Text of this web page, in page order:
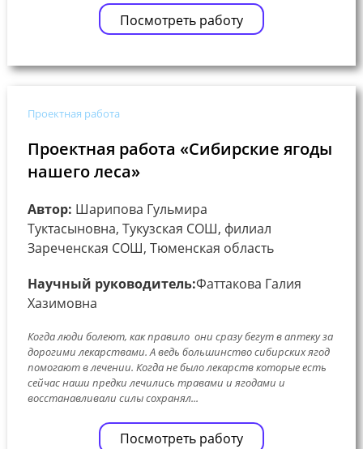
Посмотреть работу
Проектная работа
Проектная работа «Сибирские ягоды
нашего леса»
Автор: Шарипова Гульмира
Туктасыновна, Тукузская СОШ, филиал
Зареченская СОШ, Тюменская область
Научный руководитель:Фаттакова Галия
Хазимовна
Когда люди болеют, как правило они сразу бегут в аптеку за
дорогими лекарствами. А ведь большинство сибирских ягод
помогают в лечении. Когда не было лекарств которые есть
сейчас наши предки лечились травами и ягодами и
восстанавливали силы сохранял...
Посмотреть работу